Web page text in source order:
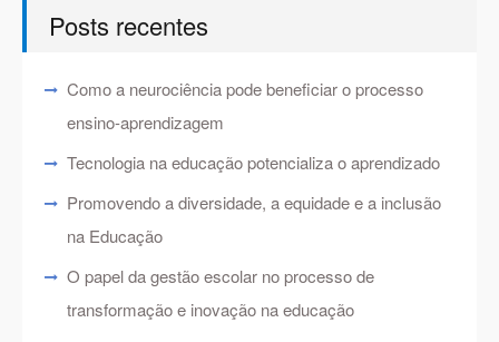
Posts recentes
Como a neurociência pode beneficiar o processo
ensino-aprendizagem
Tecnologia na educação potencializa o aprendizado
Promovendo a diversidade, a equidade e a inclusão
na Educação
O papel da gestão escolar no processo de
transformação e inovação na educação